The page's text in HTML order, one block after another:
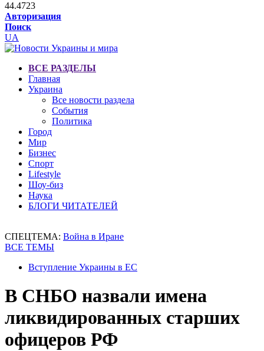
44.4723
Авторизация
Поиск
UA
ВСЕ РАЗДЕЛЫ
Главная
Украина
Все новости раздела
События
Политика
Город
Мир
Бизнес
Спорт
Lifestyle
Шоу-биз
Наука
БЛОГИ ЧИТАТЕЛЕЙ
СПЕЦТЕМА: Война в Иране
ВСЕ ТЕМЫ
Вступление Украины в ЕС
В СНБО назвали имена
ликвидированных старших
офицеров РФ